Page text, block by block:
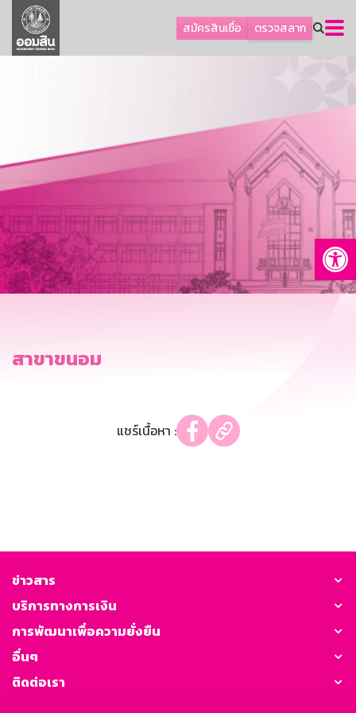
สมัครสินเชื่อ ตรวจสลาก
ลูกค้าธุรกิจ
ลูกค้าผู้ประกอบรายย่อย
การพัฒนาที่ยั่งยืน
ข่าวสาร
บริการทางการเงิน
อื่นๆ
ติดต่อเรา
บริการออนไลน์
สาขาขนอม
แชร์เนื้อหา :
ข่าวสาร
บริการทางการเงิน
การพัฒนาเพื่อความยั่งยืน
อื่นๆ
ติดต่อเรา